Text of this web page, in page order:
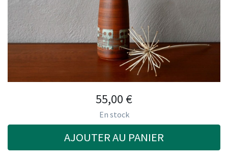
55,00 €
En stock
AJOUTER AU PANIER